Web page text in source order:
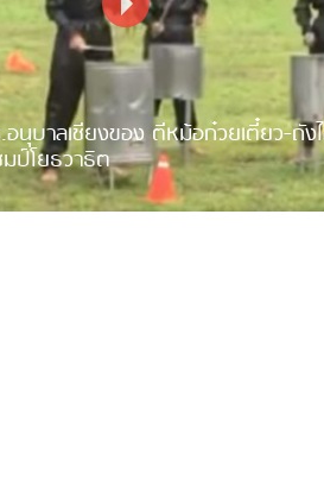
อนุบาลเชียงของ ตีหม้อก๋วยเตี๋ยว-ถัง
ป์โยธวาธิต